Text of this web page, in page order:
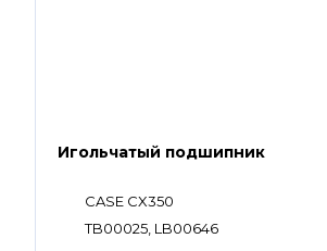
Игольчатый подшипник
CASE CX350
TB00025, LB00646